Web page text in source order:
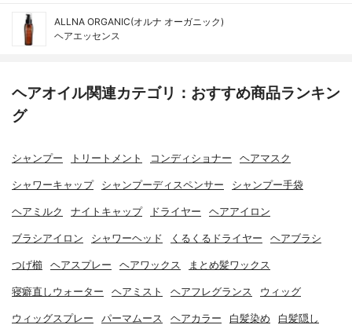
ALLNA ORGANIC(オルナ オーガニック)
ヘアエッセンス
ヘアオイル関連カテゴリ：おすすめ商品ランキン
グ
シャンプー トリートメント コンディショナー ヘアマスク
シャワーキャップ シャンプーディスペンサー シャンプー手袋
ヘアミルク ナイトキャップ ドライヤー ヘアアイロン
ブラシアイロン シャワーヘッド くるくるドライヤー ヘアブラシ
つげ櫛 ヘアスプレー ヘアワックス まとめ髪ワックス
寝癖直しウォーター ヘアミスト ヘアフレグランス ウィッグ
ウィッグスプレー パーマムース ヘアカラー 白髪染め 白髪隠し